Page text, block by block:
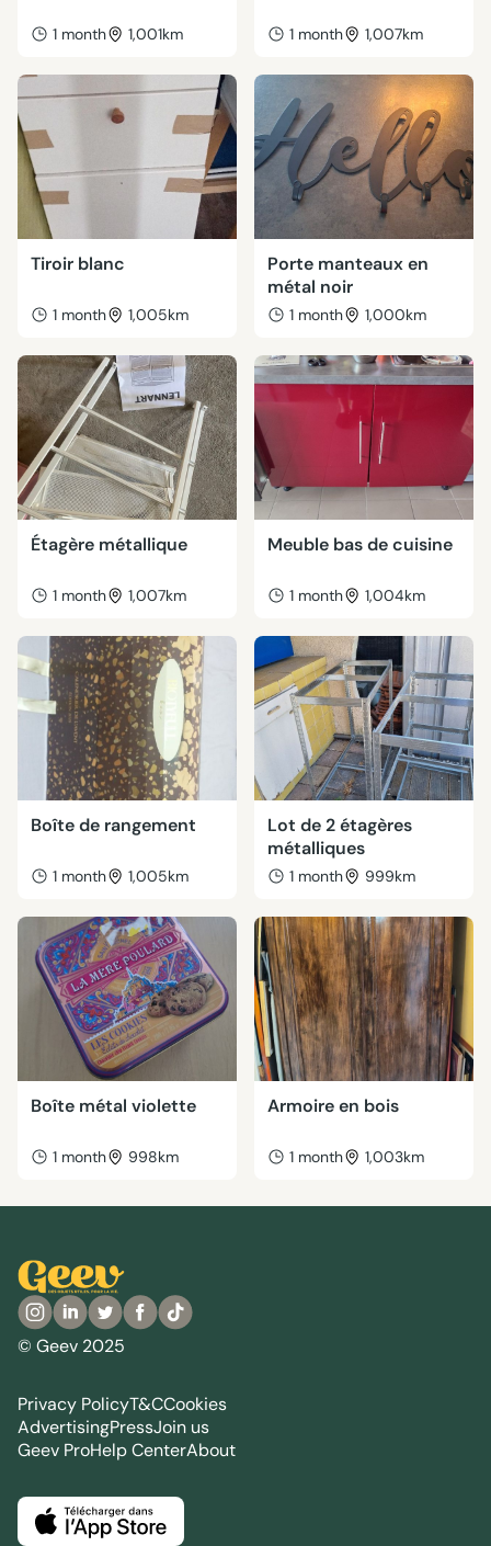
1 month 1,001km 1 month 1,007km
Tiroir blanc
1 month 1,005km
Porte manteaux en
métal noir
1 month 1,000km
Étagère métallique
1 month 1,007km
Meuble bas de cuisine
1 month 1,004km
Boîte de rangement
1 month 1,005km
Lot de 2 étagères
métalliques
1 month 999km
Boîte métal violette
1 month 998km
Armoire en bois
1 month 1,003km
© Geev 2025
Privacy PolicyT&CCookies
AdvertisingPressJoin us
Geev ProHelp CenterAbout